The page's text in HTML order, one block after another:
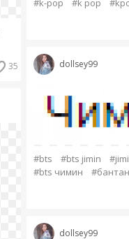
35
#k-pop
#k pop
dollsey99
#bts #bts jimin
#bts чимин
#бантан
dollsey99